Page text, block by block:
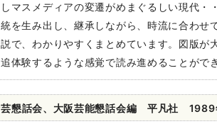
マスメディアの変遷がめまぐるしい現代・
を生み出し、継承しながら、時流に合わせ
で、わかりやすくまとめています。図版が
体験するような感覚で読み進めることがで
懇話会、大阪芸能懇話会編 平凡社 1989